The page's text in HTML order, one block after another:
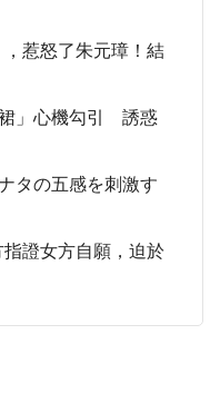
惹怒了朱元璋！結
」心機勾引 誘惑
タの五感を刺激す
證女方自願，迫於